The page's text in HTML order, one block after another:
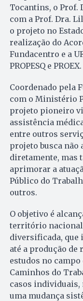
Tocantins, o Prof.
com a Prof. Dra.
o projeto no
realização do
Fundacentro e a
PROPESQ e PROEX.
Coordenado pela
com o Ministério
projeto pioneiro
assistência
entre outros
projeto busca não
diretamente, mas
aprimorar a
Público do
outros.
O objetivo é
território nacional.
diversificada, que
até a produção de
estudos no campo
Caminhos do
casos
uma mudança